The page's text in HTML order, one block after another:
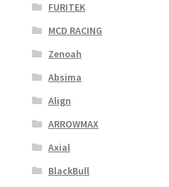
FURITEK
MCD RACING
Zenoah
Absima
Align
ARROWMAX
Axial
BlackBull